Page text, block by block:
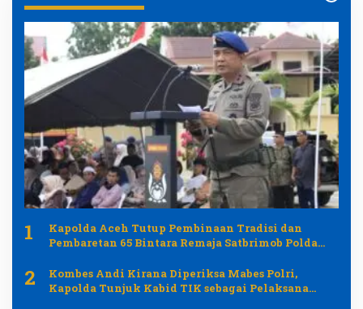
1
Kapolda Aceh Tutup Pembinaan Tradisi dan
Pembaretan 65 Bintara Remaja Satbrimob Polda
2
Kombes Andi Kirana Diperiksa Mabes Polri,
Kapolda Tunjuk Kabid TIK sebagai Pelaksana